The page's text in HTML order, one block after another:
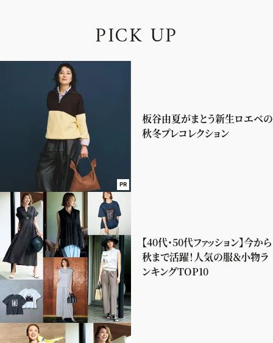
PICK UP
PR
板谷由夏がまとう新生ロエベの
秋冬プレコレクション
【40代・50代ファッション】今から
秋まで活躍！人気の服＆小物ラ
ンキングTOP10